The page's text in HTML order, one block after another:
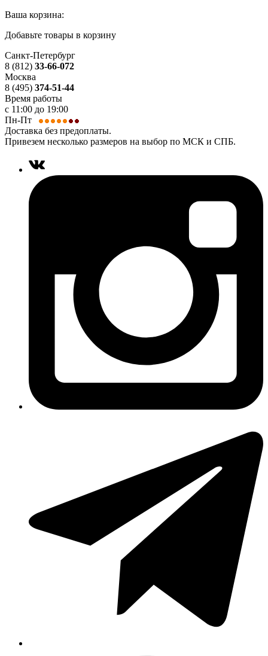
Ваша корзина:
Добавьте товары в корзину
Санкт-Петербург
8 (812) 33-66-072
Москва
8 (495) 374-51-44
Время работы
с 11:00 до 19:00
Пн-Пт
Доставка без предоплаты.
Привезем несколько размеров на выбор по МСК и СПБ.